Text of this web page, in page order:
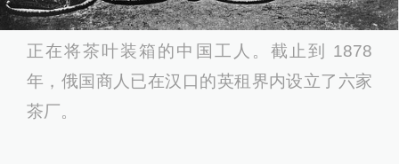
正在将茶叶装箱的中国工人。截止到 1878
年，俄国商人已在汉口的英租界内设立了六家
茶厂。